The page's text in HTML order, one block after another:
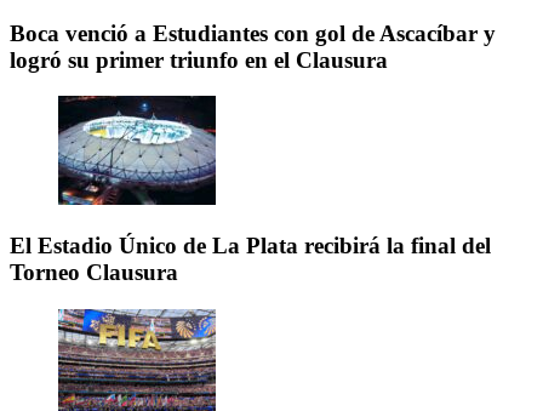
Boca venció a Estudiantes con gol de Ascacíbar y
logró su primer triunfo en el Clausura
El Estadio Único de La Plata recibirá la final del
Torneo Clausura